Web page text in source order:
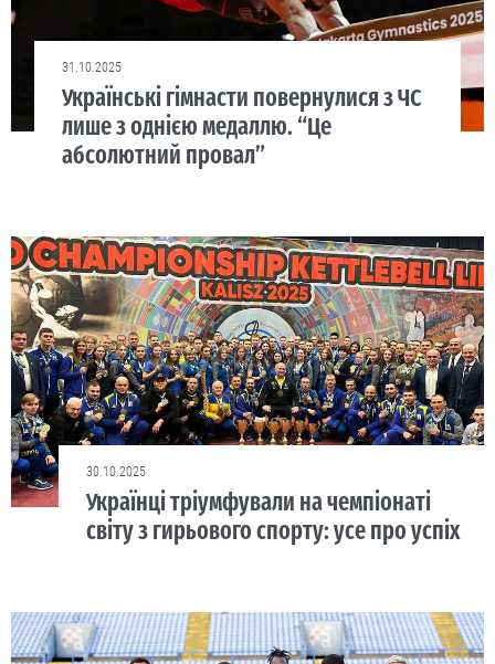
31.10.2025
Українські гімнасти повернулися з ЧС
лише з однією медаллю. “Це
абсолютний провал”
30.10.2025
Українці тріумфували на чемпіонаті
світу з гирьового спорту: усе про успіх